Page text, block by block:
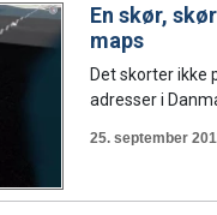
En skør,
maps
Det skorter ikke
adresser i
25. september